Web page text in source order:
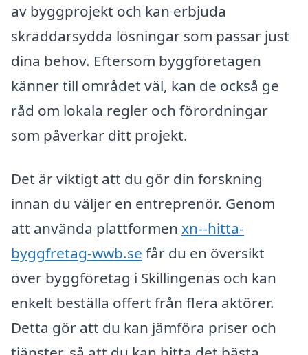
av byggprojekt och kan erbjuda
skräddarsydda lösningar som passar just
dina behov. Eftersom byggföretagen
känner till området väl, kan de också ge
råd om lokala regler och förordningar
som påverkar ditt projekt.
Det är viktigt att du gör din forskning
innan du väljer en entreprenör. Genom
att använda plattformen xn--hitta-
byggfretag-wwb.se får du en översikt
över byggföretag i Skillingenäs och kan
enkelt beställa offert från flera aktörer.
Detta gör att du kan jämföra priser och